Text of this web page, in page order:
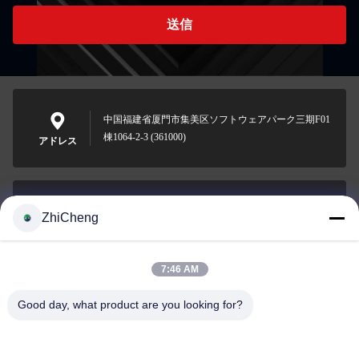
送信
アドレス
中国福建省厦門市集美区ソフトウェアパーク三期F01
棟1064-2-3 (361000)
0086-592-5636807
ZhiCheng
7:46 AM
Good day, what product are you looking for?